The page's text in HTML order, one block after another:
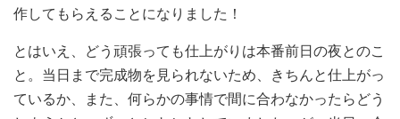
作してもらえることになりました！
とはいえ、どう頑張っても仕上がりは本番前日の夜とのこ
と。当日まで完成物を見られないため、きちんと仕上がっ
ているか、また、何らかの事情で間に合わなかったらどう